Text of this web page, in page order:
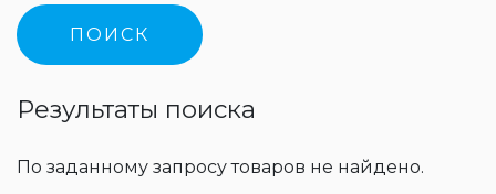
Результаты поиска
По заданному запросу товаров не найдено.